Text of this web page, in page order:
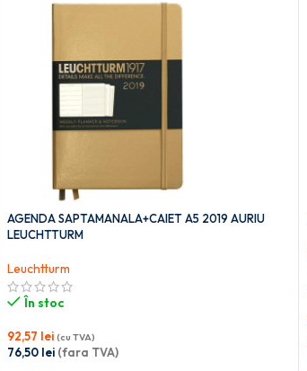
AGENDA SAPTAMANALA+CAIET A5 2019 AURIU
LEUCHTTURM
Leuchtturm
În stoc
92,57 lei (cu TVA)
76,50 lei(fara TVA)